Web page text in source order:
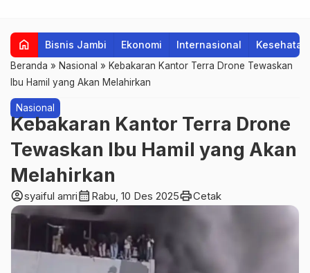
home Bisnis Jambi Ekonomi Internasional Kesehatan
Beranda » Nasional » Kebakaran Kantor Terra Drone Tewaskan
Ibu Hamil yang Akan Melahirkan
Nasional
Kebakaran Kantor Terra Drone
Tewaskan Ibu Hamil yang Akan
Melahirkan
account_circlesyaiful amricalendar_month Rabu, 10 Des 2025printCetak